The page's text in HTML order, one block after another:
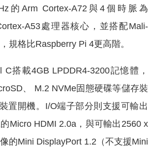
的Arm Cortex-A72與4個時脈為
A53處理器核心，並搭配Mali-
規格比Raspberry Pi 4更高階。
C搭載4GB LPDDR4-3200記憶體，
、 M.2 NVMe固態硬碟等儲存裝
置開機。I/O端子部分則支援可輸出
Micro HDMI 2.0a，與可輸出2560 x
的Mini DisplayPort 1.2（不支援Mini